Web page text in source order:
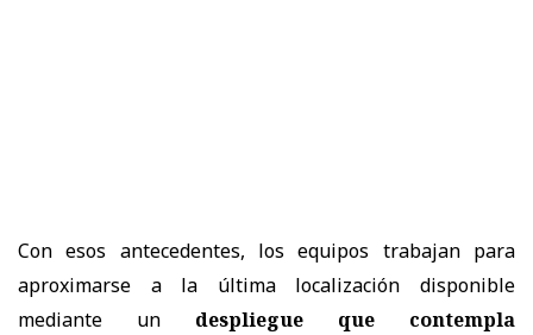
Con esos antecedentes, los equipos trabajan para
aproximarse a la última localización disponible
mediante un despliegue que contempla